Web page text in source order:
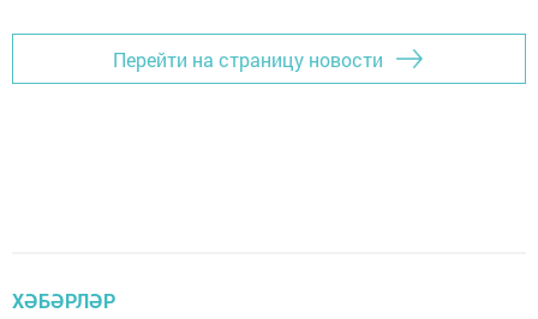
Перейти на страницу новости
ХӘБӘРЛӘР